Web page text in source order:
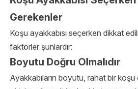
Gerekenler
Koşu ayakkabısı seçerken dikkat
faktörler şunlardır:
Boyutu Doğru Olmalıdır
Ayakkabıların boyutu, rahat bir